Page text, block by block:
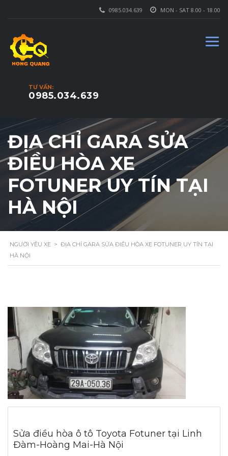
MON - SAT 8.00 - 18.00
0985.034.639
TƯ VẤN:
0985.034.639
ĐỊA CHỈ GARA SỬA
ĐIỀU HÒA XE
FOTUNER UY TÍN TẠI
HÀ NỘI
NGƯỜI YÊU XE > ĐỊA CHỈ GARA SỬA ĐIỀU HÒA XE FOTUNER UY TÍN TẠI
HÀ NỘI
Sửa điều hòa ô tô Toyota Fotuner tại Linh
Đàm-Hoàng Mai-Hà Nội